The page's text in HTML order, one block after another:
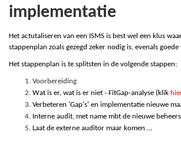
implementatie
Het actutaliseren van een ISMS is best wel een klus
stappenplan zoals gezegd zeker nodig is, evenals
Het stappenplan is te splitsten in de volgende stappen:
Voorbereiding
Wat is er, wat is er niet - FitGap-analyse (klik
Verbeteren 'Gap's' en implementatie nieuwe
Interne audit, met name mbt de nieuwe
Laat de externe auditor maar komen ...